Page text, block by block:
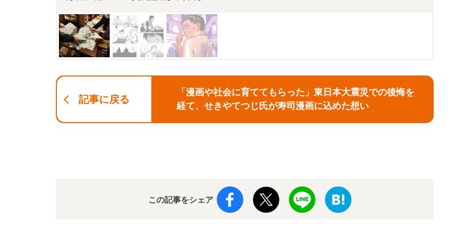
記事に戻る
「漫画や社会に育ててもらった」東日本大震災での後悔を
経て、せきやてつじ氏が寿司漫画に込めた想い
この記事をシェア